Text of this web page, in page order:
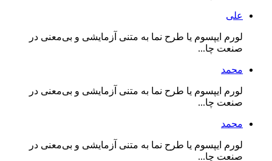
علی
لورم ایپسوم یا طرح‌ نما به متنی آزمایشی و بی‌معنی در
صنعت چا...
محمد
لورم ایپسوم یا طرح‌ نما به متنی آزمایشی و بی‌معنی در
صنعت چا...
محمد
لورم ایپسوم یا طرح‌ نما به متنی آزمایشی و بی‌معنی در
صنعت چا...